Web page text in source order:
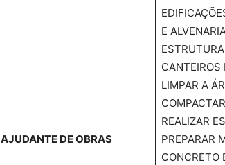
AJUDANTE DE OBRAS
E
CANTEIROS
LIMPAR A
REALIZAR
PREPARAR
CONCRETO